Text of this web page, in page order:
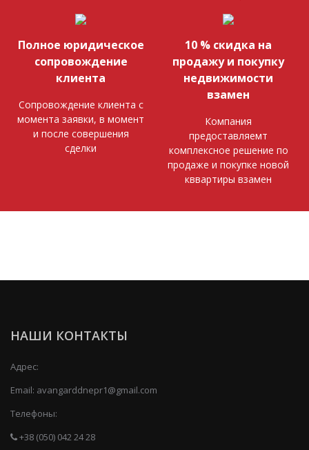
Полное юридическое
сопровождение
клиента
Сопровождение клиента с
момента заявки, в момент
и после совершения
сделки
10 % скидка на
продажу и покупку
недвижимости
взамен
Компания
предоставляемт
комплексное решение по
продаже и покупке новой
кввартиры взамен
НАШИ КОНТАКТЫ
Адрес:
Email: avangarddnepr1@gmail.com
Телефоны:
+38 (050) 042 24 28